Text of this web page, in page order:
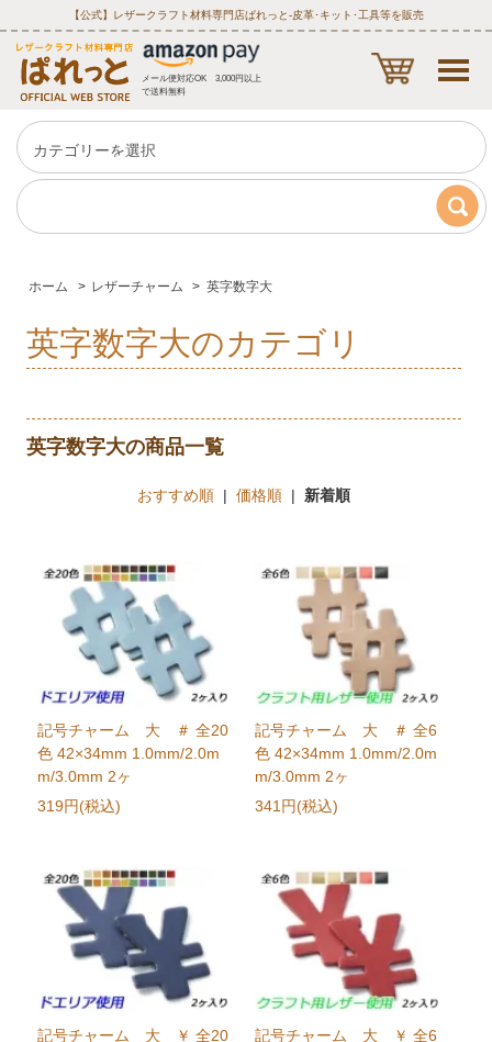
【公式】レザークラフト材料専門店ぱれっと‐皮革･キット･工具等を販売
メール便対応OK 3,000円以上
で送料無料
ホーム > レザーチャーム > 英字数字大
英字数字大のカテゴリ
英字数字大の商品一覧
おすすめ順| 価格順| 新着順
記号チャーム 大 ＃ 全20
色 42×34mm 1.0mm/2.0m
m/3.0mm 2ヶ
319円(税込)
記号チャーム 大 ＃ 全6
色 42×34mm 1.0mm/2.0m
m/3.0mm 2ヶ
341円(税込)
記号チャーム 大 ￥ 全20
記号チャーム 大 ￥ 全6